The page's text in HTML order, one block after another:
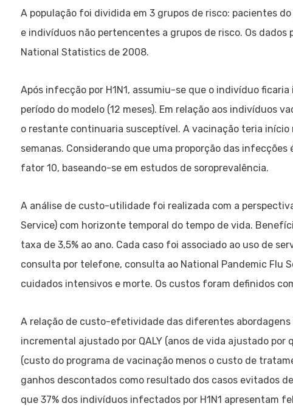
A população foi dividida em 3 grupos de risco: pacientes
e indivíduos não pertencentes a grupos de risco. Os
National Statistics de 2008.
Após infecção por H1N1, assumiu-se que o indivíduo
período do modelo (12 meses). Em relação aos indivíduos
o restante continuaria susceptível. A vacinação teria
semanas. Considerando que uma proporção das
fator 10, baseando-se em estudos de soroprevalência.
A análise de custo-utilidade foi realizada com a
Service) com horizonte temporal do tempo de vida.
taxa de 3,5% ao ano. Cada caso foi associado ao uso de
consulta por telefone, consulta ao National Pandemic Flu
cuidados intensivos e morte. Os custos foram definidos
A relação de custo-efetividade das diferentes
incremental ajustado por QALY (anos de vida ajustado
(custo do programa de vacinação menos o custo de
ganhos descontados como resultado dos casos evitados
que 37% dos indivíduos infectados por H1N1 apresentam